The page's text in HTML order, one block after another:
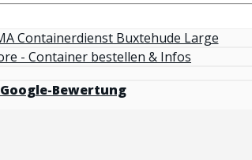
Google-Bewertung